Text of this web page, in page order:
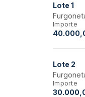
Lote1
Importe
Lote 2
Importe